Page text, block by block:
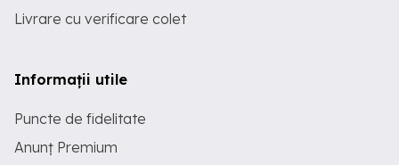
Livrare cu verificare colet
Informații utile
Puncte de fidelitate
Anunț Premium